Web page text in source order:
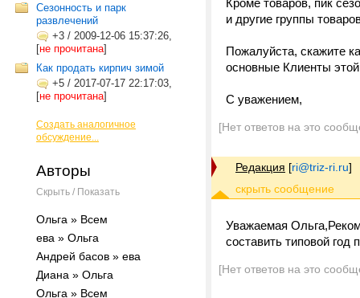
Сезонность и парк
развлечений
+3 / 2009-12-06 15:37:26,
[не прочитана]
Как продать кирпич зимой
+5 / 2017-07-17 22:17:03,
[не прочитана]
Создать аналогичное
обсуждение...
Авторы
Скрыть / Показать
Ольга » Всем
ева » Ольга
Андрей басов » ева
Диана » Ольга
Ольга » Всем
Кроме товаров, пик
и другие группы
Пожалуйста, скажите
основные Клиенты
С уважением,
[Нет ответов на это
Редакция [ri@triz-ri.ru]
Уважаемая
составить типовой
[Нет ответов на это